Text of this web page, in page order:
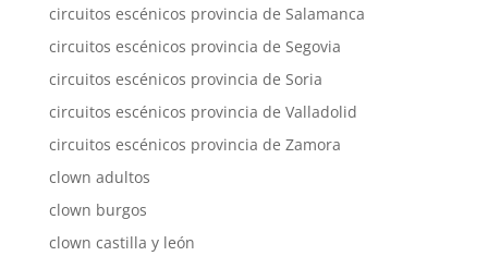
circuitos escénicos provincia de Salamanca
circuitos escénicos provincia de Segovia
circuitos escénicos provincia de Soria
circuitos escénicos provincia de Valladolid
circuitos escénicos provincia de Zamora
clown adultos
clown burgos
clown castilla y león